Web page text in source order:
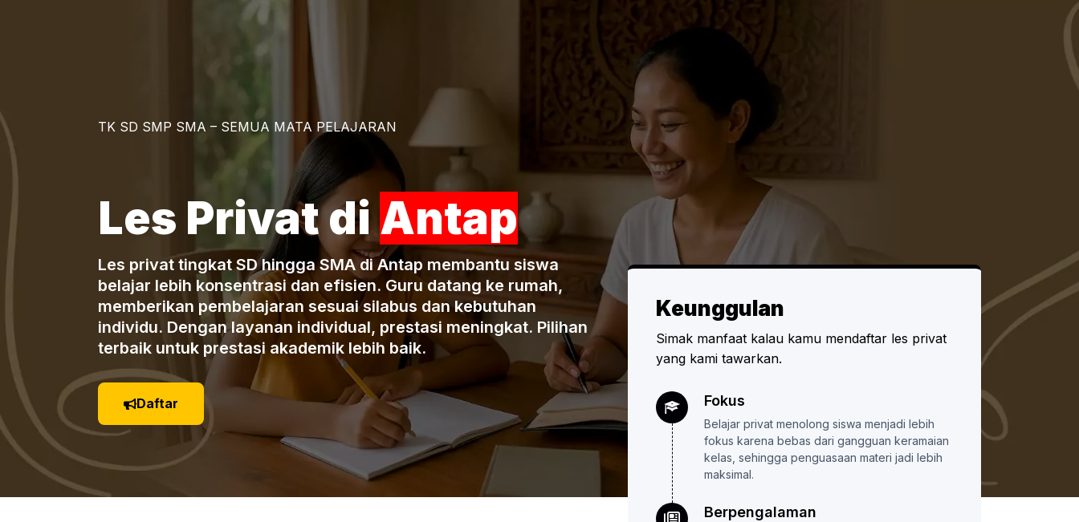
TK SD SMP SMA – SEMUA MATA PELAJARAN
Les Privat diAntap
Les privat tingkat SD hingga SMA di Antap membantu siswa
belajar lebih konsentrasi dan efisien. Guru datang ke rumah,
memberikan pembelajaran sesuai silabus dan kebutuhan
individu. Dengan layanan individual, prestasi meningkat. Pilihan
terbaik untuk prestasi akademik lebih baik.
Daftar
Keunggulan
Simak manfaat kalau kamu mendaftar les privat
yang kami tawarkan.
Fokus
Belajar privat menolong siswa menjadi lebih
fokus karena bebas dari gangguan keramaian
kelas, sehingga penguasaan materi jadi lebih
maksimal.
Berpengalaman